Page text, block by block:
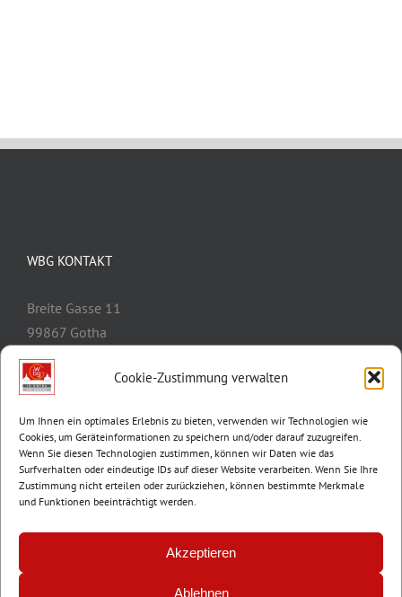
Cookie-Zustimmung verwalten
Um Ihnen ein optimales Erlebnis zu bieten, verwenden wir Technologien wie
Cookies, um Geräteinformationen zu speichern und/oder darauf zuzugreifen.
Wenn Sie diesen Technologien zustimmen, können wir Daten wie das
Surfverhalten oder eindeutige IDs auf dieser Website verarbeiten. Wenn Sie Ihre
Zustimmung nicht erteilen oder zurückziehen, können bestimmte Merkmale
und Funktionen beeinträchtigt werden.
Akzeptieren
Ablehnen
WBG KONTAKT
Breite Gasse 11
99867 Gotha
Telefon:
E-Mail:
info@wbg-gotha.de